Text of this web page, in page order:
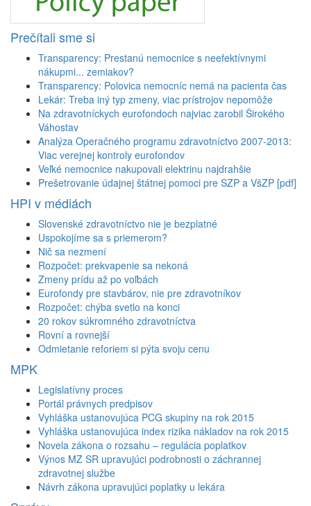
Prečítali sme si
Transparency: Prestanú nemocnice s neefektívnymi
nákupmi... zemiakov?
Transparency: Polovica nemocníc nemá na pacienta čas
Lekár: Treba iný typ zmeny, viac prístrojov nepomôže
Na zdravotníckych eurofondoch najviac zarobil Širokého
Váhostav
Analýza Operačného programu zdravotníctvo 2007-2013:
Viac verejnej kontroly eurofondov
Veľké nemocnice nakupovali elektrinu najdrahšie
Prešetrovanie údajnej štátnej pomoci pre SZP a VšZP [pdf]
HPI v médiách
Slovenské zdravotníctvo nie je bezplatné
Uspokojíme sa s priemerom?
Nič sa nezmení
Rozpočet: prekvapenie sa nekoná
Zmeny prídu až po voľbách
Eurofondy pre stavbárov, nie pre zdravotníkov
Rozpočet: chýba svetlo na konci
20 rokov súkromného zdravotníctva
Rovní a rovnejší
Odmietanie reforiem si pýta svoju cenu
MPK
Legislatívny proces
Portál právnych predpisov
Vyhláška ustanovujúca PCG skupiny na rok 2015
Vyhláška ustanovujúca index rizika nákladov na rok 2015
Novela zákona o rozsahu – regulácia poplatkov
Výnos MZ SR upravujúci podrobnosti o záchrannej
zdravotnej službe
Návrh zákona upravujúci poplatky u lekára